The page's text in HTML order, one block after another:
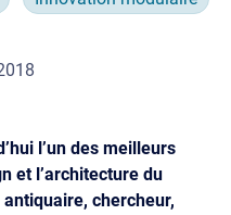
l’un des meilleurs
et l’architecture du
chercheur,